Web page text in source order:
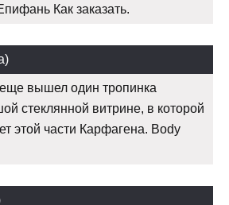
Как заказать.
вышел один тропинка
стеклянной витрине, в которой
этой части Карфагена. Body